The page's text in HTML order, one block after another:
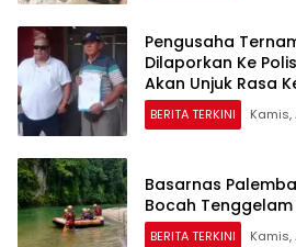
Pengusaha
Dilaporkan Ke
Akan Unjuk Rasa
BERITA TERKINI Kamis,
Basarnas
Bocah
BERITA TERKINI Kamis,